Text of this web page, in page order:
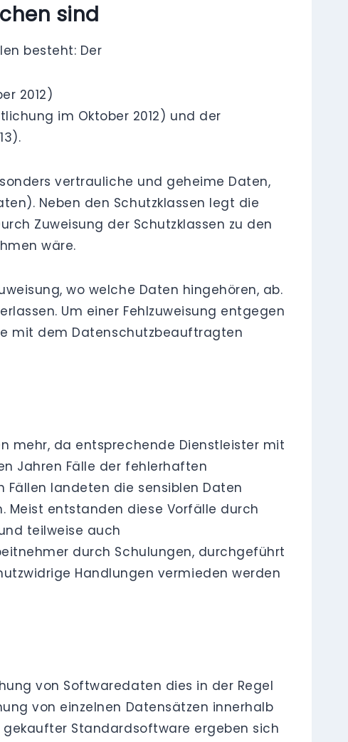
sind
besteht: Der
2012)
im Oktober 2012) und der
vertrauliche und geheime Daten,
Neben den Schutzklassen legt die
Zuweisung der Schutzklassen zu den
wäre.
wo welche Daten hingehören, ab.
Um einer Fehlzuweisung entgegen
mit dem Datenschutzbeauftragten
mehr, da entsprechende Dienstleister mit
Jahren Fälle der fehlerhaften
landeten die sensiblen Daten
Meist entstanden diese Vorfälle durch
teilweise auch
durch Schulungen, durchgeführt
Handlungen vermieden werden
von Softwaredaten dies in der Regel
von einzelnen Datensätzen innerhalb
Standardsoftware ergeben sich